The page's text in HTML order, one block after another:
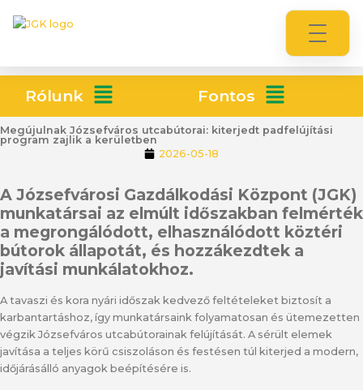
Rólunk Fontos
Megújulnak Józsefváros utcabútorai: kiterjedt padfelújítási
program zajlik a kerületben
2026-05-18
A Józsefvárosi Gazdálkodási Központ (JGK)
munkatársai az elmúlt időszakban felmérték
a megrongálódott, elhasználódott köztéri
bútorok állapotát, és hozzákezdtek a
javítási munkálatokhoz.
A tavaszi és kora nyári időszak kedvező feltételeket biztosít a
karbantartáshoz, így munkatársaink folyamatosan és ütemezetten
végzik Józsefváros utcabútorainak felújítását. A sérült elemek
javítása a teljes körű csiszoláson és festésen túl kiterjed a modern,
időjárásálló anyagok beépítésére is.